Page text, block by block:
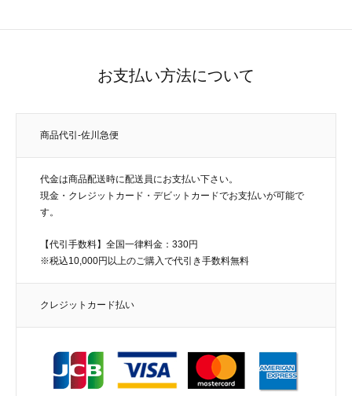
お支払い方法について
商品代引-佐川急便
代金は商品配送時に配送員にお支払い下さい。
現金・クレジットカード・デビットカードでお支払いが可能で
す。
【代引手数料】全国一律料金：330円
※税込10,000円以上のご購入で代引き手数料無料
クレジットカード払い